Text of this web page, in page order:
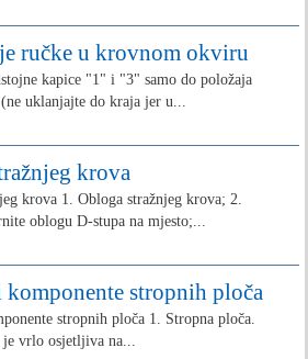
ručke u krovnom okviru
kapice "1" i "3" samo do položaja
uklanjajte do kraja jer u...
krova
krova 1. Obloga stražnjeg krova; 2.
oblogu D-stupa na mjesto;...
stropnih ploča
stropnih ploča 1. Stropna ploča.
je vrlo osjetljiva na...